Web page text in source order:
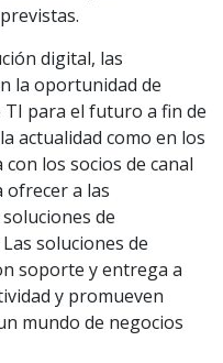
digital, las
la oportunidad de
para el futuro a fin de
actualidad como en los
los socios de canal
ofrecer a las
de
soluciones de
soporte y entrega a
y promueven
mundo de negocios